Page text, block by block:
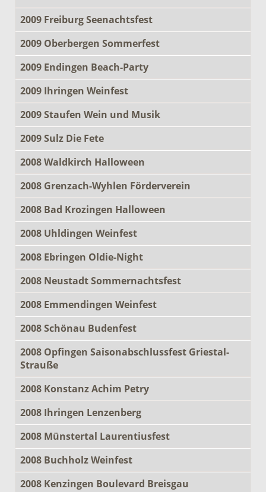
2009 Freiburg Seenachtsfest
2009 Oberbergen Sommerfest
2009 Endingen Beach-Party
2009 Ihringen Weinfest
2009 Staufen Wein und Musik
2009 Sulz Die Fete
2008 Waldkirch Halloween
2008 Grenzach-Wyhlen Förderverein
2008 Bad Krozingen Halloween
2008 Uhldingen Weinfest
2008 Ebringen Oldie-Night
2008 Neustadt Sommernachtsfest
2008 Emmendingen Weinfest
2008 Schönau Budenfest
2008 Opfingen Saisonabschlussfest Griestal-
Strauße
2008 Konstanz Achim Petry
2008 Ihringen Lenzenberg
2008 Münstertal Laurentiusfest
2008 Buchholz Weinfest
2008 Kenzingen Boulevard Breisgau